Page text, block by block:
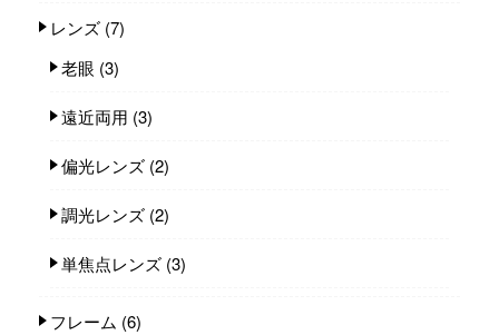
レンズ (7)
老眼 (3)
遠近両用 (3)
偏光レンズ (2)
調光レンズ (2)
単焦点レンズ (3)
フレーム (6)